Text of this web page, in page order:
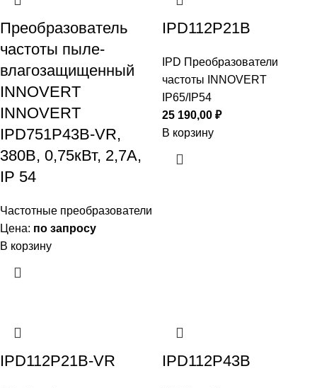
Преобразователь
частоты пыле-
влагозащищенный
INNOVERT
INNOVERT
IPD751P43B-VR,
380В, 0,75кВт, 2,7А,
IP 54
Частотные преобразователи
Цена: по запросу
В корзину
IPD112P21B
IPD Преобразователи
частоты INNOVERT
IP65/IP54
25 190,00 ₽
В корзину
IPD112P21B-VR IPD112P43B